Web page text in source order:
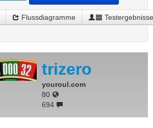
Flussdiagramme Testergebnisse
trizero
youroul.com
80
694